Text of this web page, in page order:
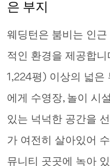
은 부지
웨딩턴은 붐비는 인
적인 환경을 제공합
1,224평) 이상의 넓은
에게 수영장, 놀이 시
있는 넉넉한 공간을
가 여전히 살아있어
뮤니티 곳곳에 녹아